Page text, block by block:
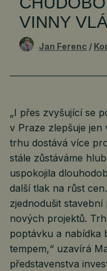
VINNY
Jan Ferenc
„I přes zvyšující se
v Praze zlepšuje jen
trhu dostává více
stále zůstáváme
uspokojila
další tlak na růst
zjednodušit
nových projektů.
poptávku a nabídka
tempem,“ uzavírá
představenstva